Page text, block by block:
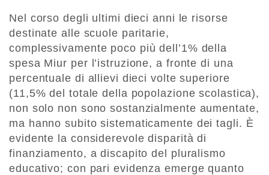
Nel corso degli ultimi dieci anni le risorse
destinate alle scuole paritarie,
complessivamente poco più dell’1% della
spesa Miur per l’istruzione, a fronte di una
percentuale di allievi dieci volte superiore
(11,5% del totale della popolazione scolastica),
non solo non sono sostanzialmente aumentate,
ma hanno subito sistematicamente dei tagli. È
evidente la considerevole disparità di
finanziamento, a discapito del pluralismo
educativo; con pari evidenza emerge quanto